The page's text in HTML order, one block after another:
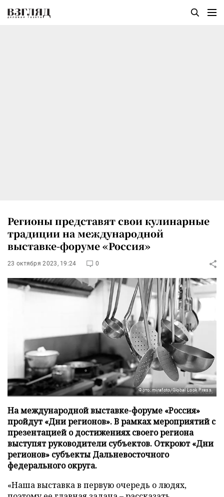
Регионы представят свои кулинарные
традиции на международной
выставке-форуме «Россия»
23 октября 2023, 19:24 0
Фото: mirafoto/Global Look Press
На международной выставке-форуме «Россия»
пройдут «Дни регионов». В рамках мероприятий с
презентацией о достижениях своего региона
выступят руководители субъектов. Откроют «Дни
регионов» субъекты Дальневосточного
федерального округа.
«Наша выставка в первую очередь о людях,